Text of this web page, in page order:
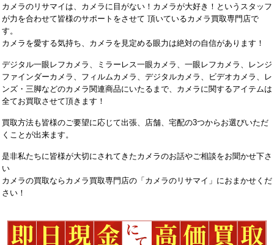
カメラのリサマイは、カメラに目がない！カメラが大好き！というスタッフ
が力を合わせて皆様のサポートをさせて 頂いているカメラ買取専門店で
す。
カメラを愛する気持ち、カメラを見定める眼力は絶対の自信があります！
デジタル一眼レフカメラ、ミラーレス一眼カメラ、一眼レフカメラ、レンジ
ファインダーカメラ、フィルムカメラ、デジタルカメラ、ビデオカメラ、レ
ンズ・三脚などのカメラ関連商品にいたるまで、カメラに関するアイテムは
全てお買取させて頂きます！
買取方法も皆様のご要望に応じて出張、店舗、宅配の3つからお選びいただ
くことが出来ます。
是非私たちに皆様が大切にされてきたカメラのお話やご相談をお聞かせ下さ
い
カメラの買取ならカメラ買取専門店の「カメラのリサマイ」におまかせくだ
さい！